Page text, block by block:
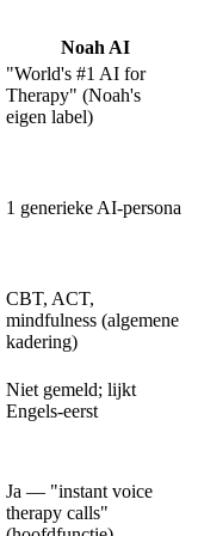
Noah AI
"World's #1 AI for
Therapy" (Noah's
eigen label)
1 generieke AI-persona
CBT, ACT,
mindfulness (algemene
kadering)
Niet gemeld; lijkt
Engels-eerst
Ja — "instant voice
therapy calls"